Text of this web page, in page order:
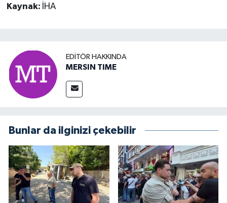
Kaynak: İHA
EDITÖR HAKKINDA
MERSIN TIME
Bunlar da ilginizi çekebilir